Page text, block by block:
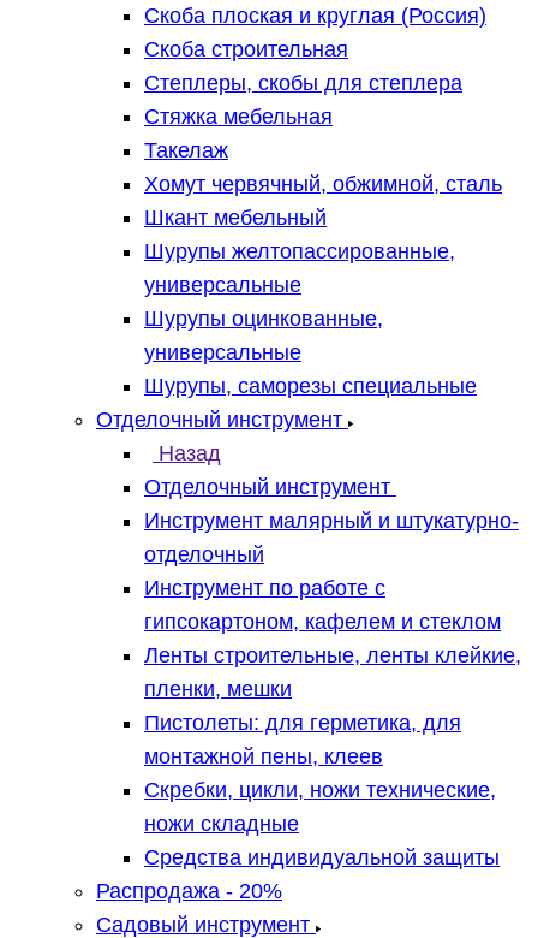
Скоба плоская и круглая (Россия)
Скоба строительная
Степлеры, скобы для степлера
Стяжка мебельная
Такелаж
Хомут червячный, обжимной, сталь
Шкант мебельный
Шурупы желтопассированные,
универсальные
Шурупы оцинкованные,
универсальные
Шурупы, саморезы специальные
Отделочный инструмент
Назад
Отделочный инструмент
Инструмент малярный и штукатурно-
отделочный
Инструмент по работе с
гипсокартоном, кафелем и стеклом
Ленты строительные, ленты клейкие,
пленки, мешки
Пистолеты: для герметика, для
монтажной пены, клеев
Скребки, цикли, ножи технические,
ножи складные
Средства индивидуальной защиты
Распродажа - 20%
Садовый инструмент